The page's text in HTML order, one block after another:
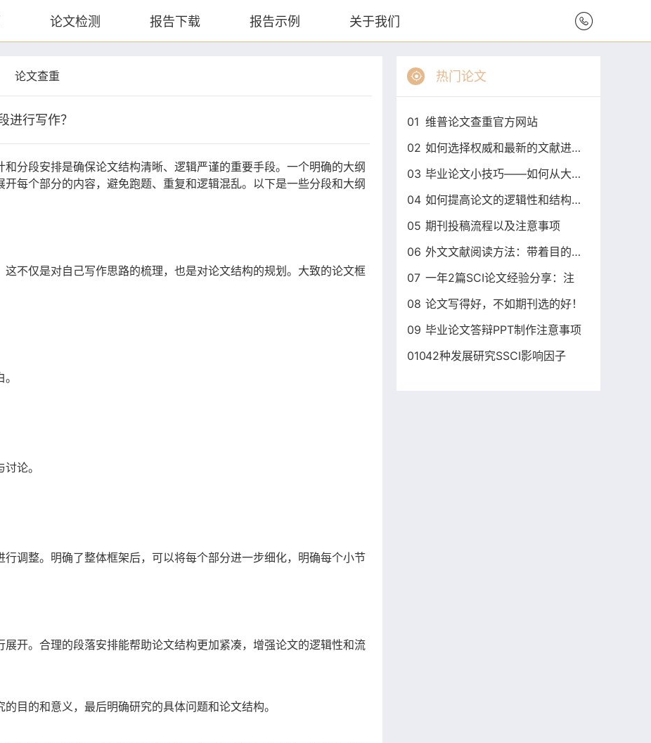
论文检测 报告下载 报告示例 关于我们
论文查重
行写作？
分段安排是确保论文结构清晰、逻辑严谨的重要手段。一个明确的大纲
每个部分的内容，避免跑题、重复和逻辑混乱。以下是一些分段和大纲
不仅是对自己写作思路的梳理，也是对论文结构的规划。大致的论文框
论。
调整。明确了整体框架后，可以将每个部分进一步细化，明确每个小节
开。合理的段落安排能帮助论文结构更加紧凑，增强论文的逻辑性和流
目的和意义，最后明确研究的具体问题和论文结构。
热门论文
01 维普论文查重官方网站
02
如何选择权威和最新的文献进行毕
03
毕业论文小技巧——如何从大纲开
04
如何提高论文的逻辑性和结构性？
05 期刊投稿流程以及注意事项
06
外文文献阅读方法：带着目的找答
07 一年2篇SCI论文经验分享：注
08 论文写得好，不如期刊选的好！
09 毕业论文答辩PPT制作注意事项
01042种发展研究SSCI影响因子